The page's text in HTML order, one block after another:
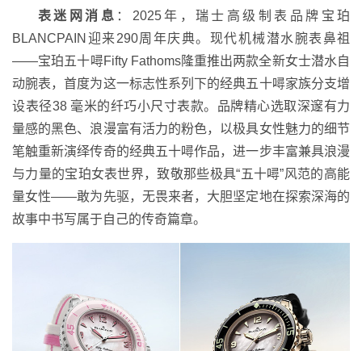
表迷网消息 ：2025年，瑞士高级制表品牌宝珀
BLANCPAIN迎来290周年庆典。现代机械潜水腕表鼻祖
——宝珀五十噚Fifty Fathoms隆重推出两款全新女士潜水自
动腕表，首度为这一标志性系列下的经典五十噚家族分支增
设表径38 毫米的纤巧小尺寸表款。品牌精心选取深邃有力
量感的黑色、浪漫富有活力的粉色，以极具女性魅力的细节
笔触重新演绎传奇的经典五十噚作品，进一步丰富兼具浪漫
与力量的宝珀女表世界，致敬那些极具“五十噚”风范的高能
量女性——敢为先驱，无畏来者，大胆坚定地在探索深海的
故事中书写属于自己的传奇篇章。